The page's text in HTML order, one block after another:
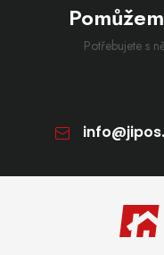
Potřebujete s
info@